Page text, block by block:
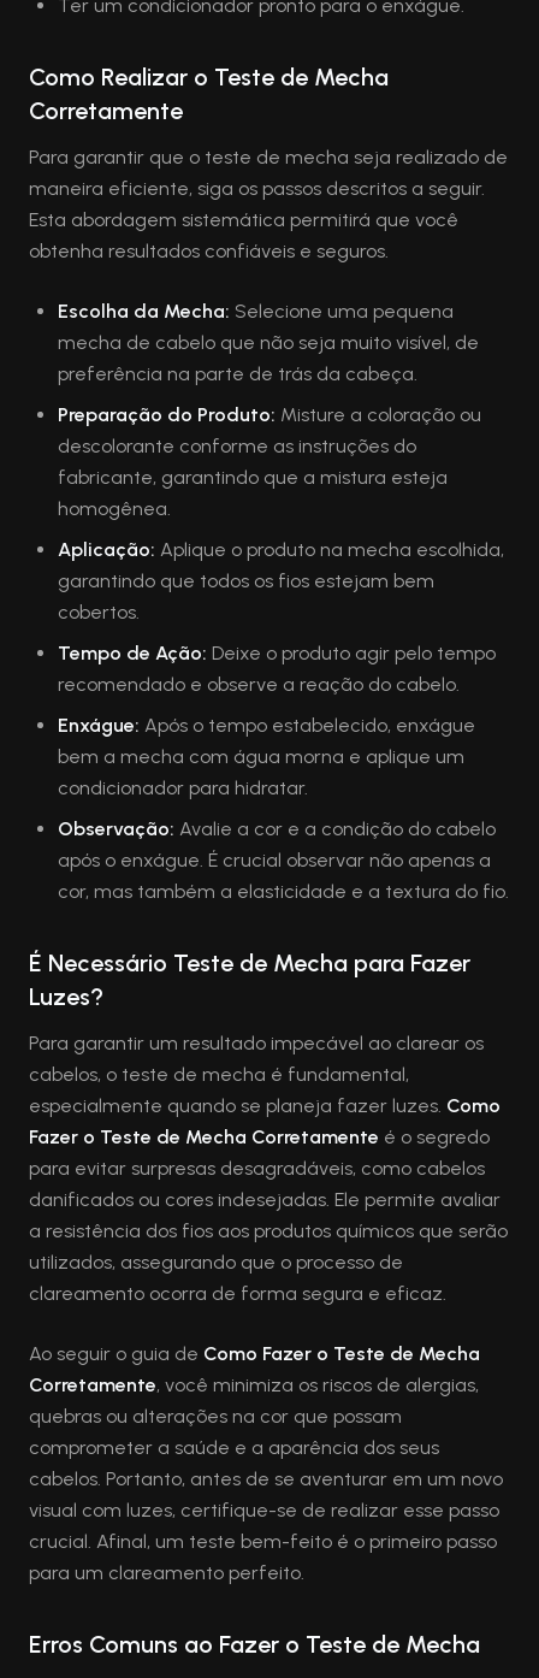
Ter um condicionador pronto para o enxágue.
Como Realizar o Teste de Mecha
Corretamente
Para garantir que o teste de mecha seja realizado de
maneira eficiente, siga os passos descritos a seguir.
Esta abordagem sistemática permitirá que você
obtenha resultados confiáveis e seguros.
Escolha da Mecha: Selecione uma pequena
mecha de cabelo que não seja muito visível, de
preferência na parte de trás da cabeça.
Preparação do Produto: Misture a coloração ou
descolorante conforme as instruções do
fabricante, garantindo que a mistura esteja
homogênea.
Aplicação: Aplique o produto na mecha escolhida,
garantindo que todos os fios estejam bem
cobertos.
Tempo de Ação: Deixe o produto agir pelo tempo
recomendado e observe a reação do cabelo.
Enxágue: Após o tempo estabelecido, enxágue
bem a mecha com água morna e aplique um
condicionador para hidratar.
Observação: Avalie a cor e a condição do cabelo
após o enxágue. É crucial observar não apenas a
cor, mas também a elasticidade e a textura do fio.
É Necessário Teste de Mecha para Fazer
Luzes?
Para garantir um resultado impecável ao clarear os
cabelos, o teste de mecha é fundamental,
especialmente quando se planeja fazer luzes. Como
Fazer o Teste de Mecha Corretamente é o segredo
para evitar surpresas desagradáveis, como cabelos
danificados ou cores indesejadas. Ele permite avaliar
a resistência dos fios aos produtos químicos que serão
utilizados, assegurando que o processo de
clareamento ocorra de forma segura e eficaz.
Ao seguir o guia de Como Fazer o Teste de Mecha
Corretamente, você minimiza os riscos de alergias,
quebras ou alterações na cor que possam
comprometer a saúde e a aparência dos seus
cabelos. Portanto, antes de se aventurar em um novo
visual com luzes, certifique-se de realizar esse passo
crucial. Afinal, um teste bem-feito é o primeiro passo
para um clareamento perfeito.
Erros Comuns ao Fazer o Teste de Mecha